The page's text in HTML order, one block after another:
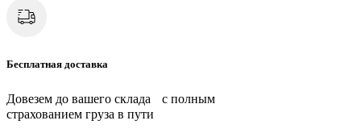
Бесплатная доставка
Довезем до вашего склада с полным
страхованием груза в пути